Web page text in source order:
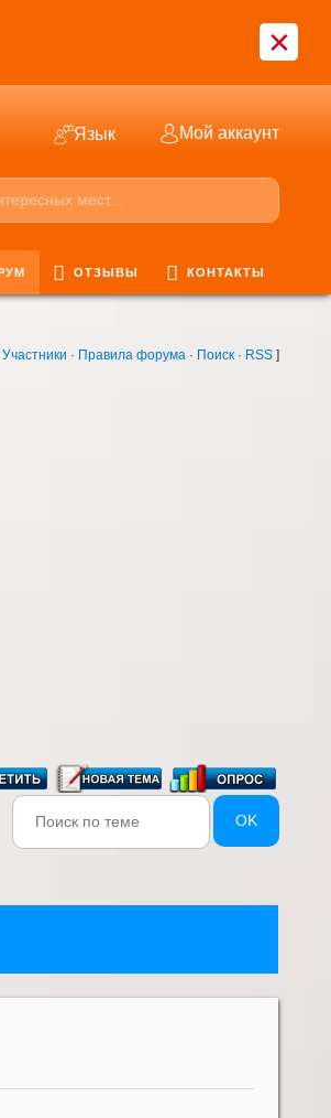
×
Язык Мой аккаунт
ОТЗЫВЫ КОНТАКТЫ
Участники · Правила форума · Поиск · RSS ]